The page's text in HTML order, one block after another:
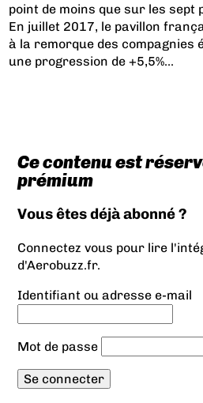
point de moins que sur les sept
En juillet 2017, le pavillon
à la remorque des compagnies
une progression de +5,5%...
Ce contenu est
prémium
Vous êtes déjà abonné ?
Connectez vous pour lire
d'Aerobuzz.fr.
Identifiant ou adresse e-mail
Mot de passe